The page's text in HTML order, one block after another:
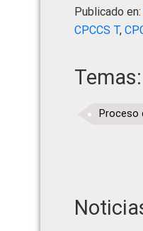
Publicado en:
CPCCS T,
Temas:
Proceso